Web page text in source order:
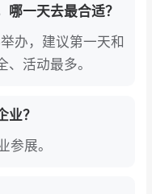
权威性的专业盛
之首，是全球玩具
匹克”。第74届展
名专业观众，其
中国等市场买家
哪一天去最合适？
办，建议第一天和
活动最多。
业？
参展。